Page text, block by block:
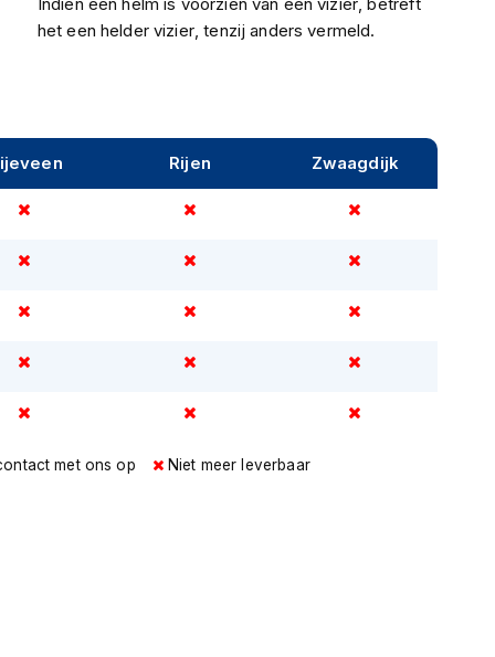
het een helder vizier, tenzij anders vermeld.
Rijen Zwaagdijk
met ons op Niet meer leverbaar